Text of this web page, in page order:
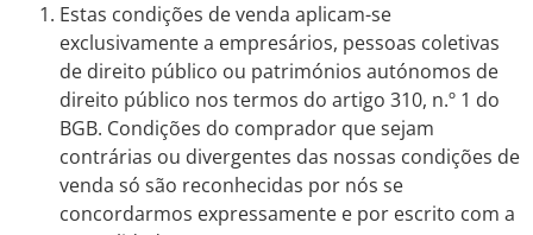
Estas condições de venda aplicam-se
exclusivamente a empresários, pessoas coletivas
de direito público ou patrimónios autónomos de
direito público nos termos do artigo 310, n.º 1 do
BGB. Condições do comprador que sejam
contrárias ou divergentes das nossas condições de
venda só são reconhecidas por nós se
concordarmos expressamente e por escrito com a